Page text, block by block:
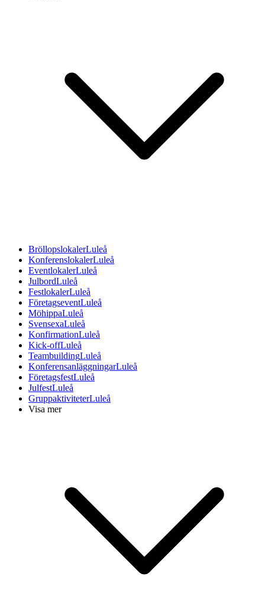
BröllopslokalerLuleå
KonferenslokalerLuleå
EventlokalerLuleå
JulbordLuleå
FestlokalerLuleå
FöretagseventLuleå
MöhippaLuleå
SvensexaLuleå
KonfirmationLuleå
Kick-offLuleå
TeambuildingLuleå
KonferensanläggningarLuleå
FöretagsfestLuleå
JulfestLuleå
GruppaktiviteterLuleå
Visa mer